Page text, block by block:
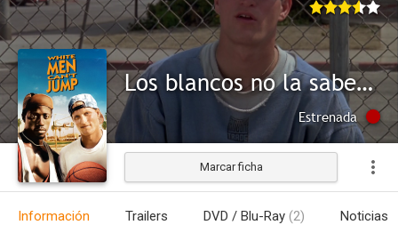
Los blancos no la saben meter
Estrenada
Marcar ficha
Información Trailers DVD / Blu-Ray (2) Noticias